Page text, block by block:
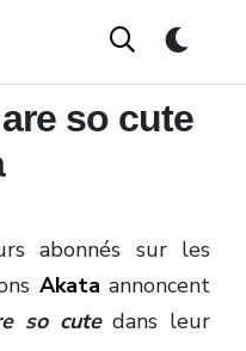
so cute
abonnés sur les
Akata annoncent
so cutedans leur